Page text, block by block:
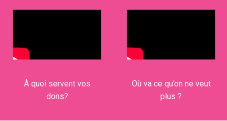
À quoi servent vos
dons?
Où va ce qu’on ne veut
plus ?